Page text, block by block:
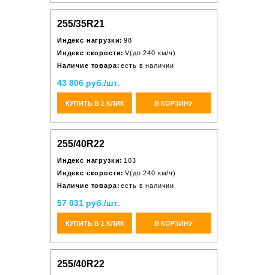
255/35R21
Индекс нагрузки: 98
Индекс скорости: V(до 240 км/ч)
Наличие товара: есть в наличии
43 806 руб./шт.
КУПИТЬ В 1 КЛИК В КОРЗИНУ
255/40R22
Индекс нагрузки: 103
Индекс скорости: V(до 240 км/ч)
Наличие товара: есть в наличии
57 031 руб./шт.
КУПИТЬ В 1 КЛИК В КОРЗИНУ
255/40R22